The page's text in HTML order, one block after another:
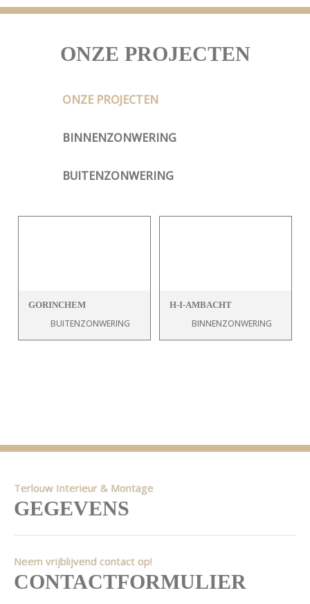
ONZE PROJECTEN
ONZE PROJECTEN
BINNENZONWERING
BUITENZONWERING
GORINCHEM
BUITENZONWERING
H-I-AMBACHT
BINNENZONWERING
Terlouw Interieur & Montage
GEGEVENS
Neem vrijblijvend contact op!
CONTACTFORMULIER